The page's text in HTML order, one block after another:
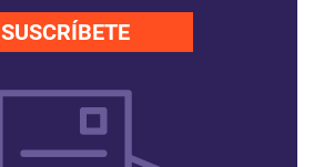
SUSCRÍBETE